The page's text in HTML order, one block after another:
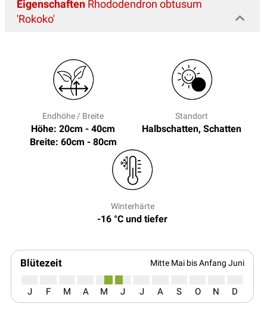
Eigenschaften Rhododendron obtusum
'Rokoko'
Endhöhe / Breite
Höhe: 20cm - 40cm
Breite: 60cm - 80cm
Standort
Halbschatten, Schatten
Winterhärte
-16 °C und tiefer
Blütezeit Mitte Mai bis Anfang Juni
J F M A M J J A S O N D